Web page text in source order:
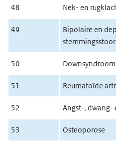
48 Nek- en
49
Bipolaire en
50 Downsyndroom
51 Reumatoïde
52 Angst-, dwang-
53 Osteoporose